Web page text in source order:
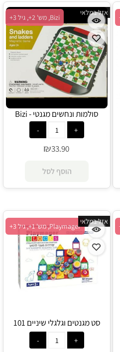
Bizi, מש' 2+, גיל 3+
אזל במלאי
סולמות ונחשים מגנטי - Bizi
₪33.90
הוסף לסל
Playmager, מש' 1+, גיל 3+
אזל במלאי
סט מגנטים וגלגלי שיניים 101
חלקים - Playmager